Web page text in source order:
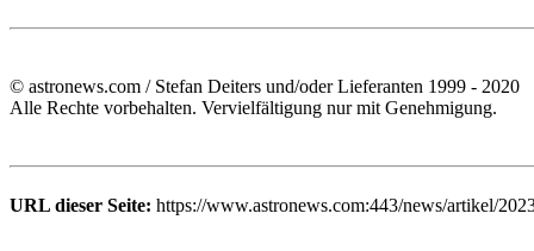
© astronews.com / Stefan Deiters und/oder Lieferanten 1999 - 2020
Alle Rechte vorbehalten. Vervielfältigung nur mit Genehmigung.
URL dieser Seite: https://www.astronews.com:443/news/artikel/